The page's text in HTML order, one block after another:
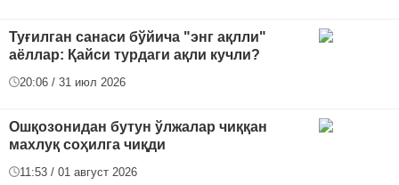
Туғилган санаси бўйича "энг ақлли"
аёллар: Қайси турдаги ақли кучли?
20:06 / 31 июл 2026
Ошқозонидан бутун ўлжалар чиққан
махлуқ соҳилга чиқди
11:53 / 01 август 2026